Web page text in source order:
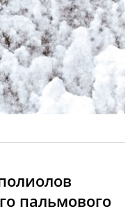
пальмового